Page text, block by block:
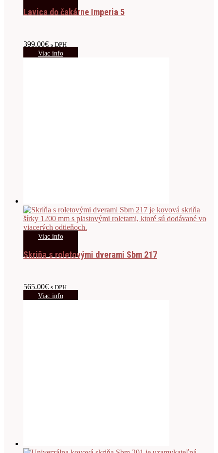
Lavica do čakárne Imperia 5
399.00€ s DPH
Viac info
Viac info
Skriňa s roletovými dverami Sbm 217
565.00€ s DPH
Viac info